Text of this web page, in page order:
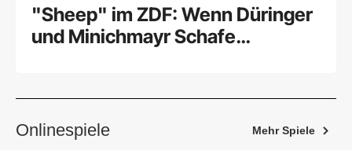
"Sheep" im ZDF: Wenn Düringer
und Minichmayr Schafe
Onlinespiele Mehr Spiele